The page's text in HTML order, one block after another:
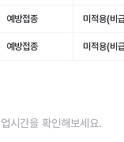
예방접종 미적용(비
예방접종 미적용(비
시간을 확인해보세요.